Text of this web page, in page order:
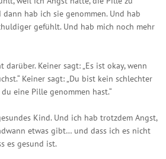
dann hab ich sie genommen. Und hab
gefühlt. Und hab mich noch mehr
darüber. Keiner sagt: „Es ist okay, wenn
Keiner sagt: „Du bist kein schlechter
eine Pille genommen hast.“
Kind. Und ich hab trotzdem Angst,
etwas gibt… und dass ich es nicht
es gesund ist.